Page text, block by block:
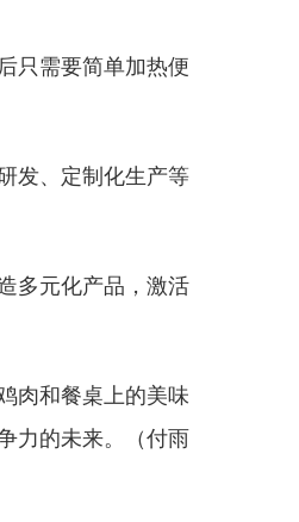
只需要简单加热便
发、定制化生产等
多元化产品，激活
肉和餐桌上的美味
力的未来。（付雨